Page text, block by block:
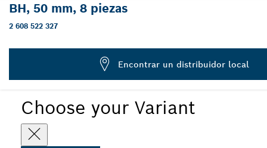
...
Set de puntas de atornillar PRO Impact con soporte de
PRO
Choose your Variant
BH, 50 mm, 8 piezas
2 608 522 327
Encontrar un distribuidor local